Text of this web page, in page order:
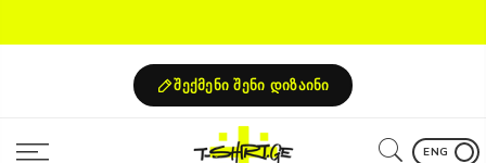
შექმენი შენი დიზაინი
ENG